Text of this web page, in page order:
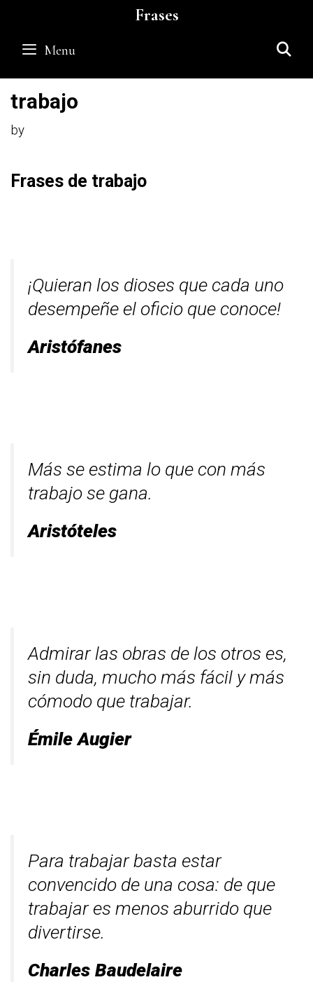
content
Frases
Menu
trabajo
by
Frases de trabajo
¡Quieran los dioses que cada uno
desempeñe el oficio que conoce!
Aristófanes
Más se estima lo que con más
trabajo se gana.
Aristóteles
Admirar las obras de los otros es,
sin duda, mucho más fácil y más
cómodo que trabajar.
Émile Augier
Para trabajar basta estar
convencido de una cosa: de que
trabajar es menos aburrido que
divertirse.
Charles Baudelaire